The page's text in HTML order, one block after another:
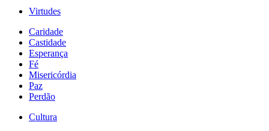
Virtudes
Caridade
Castidade
Esperança
Fé
Misericórdia
Paz
Perdão
Cultura